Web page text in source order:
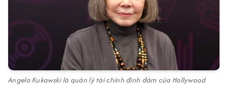
Angela Kukawski là quản lý tài chính đình đám của Hollywood